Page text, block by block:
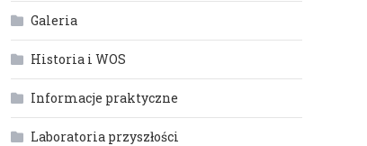
Galeria
Historia i WOS
Informacje praktyczne
Laboratoria przyszłości